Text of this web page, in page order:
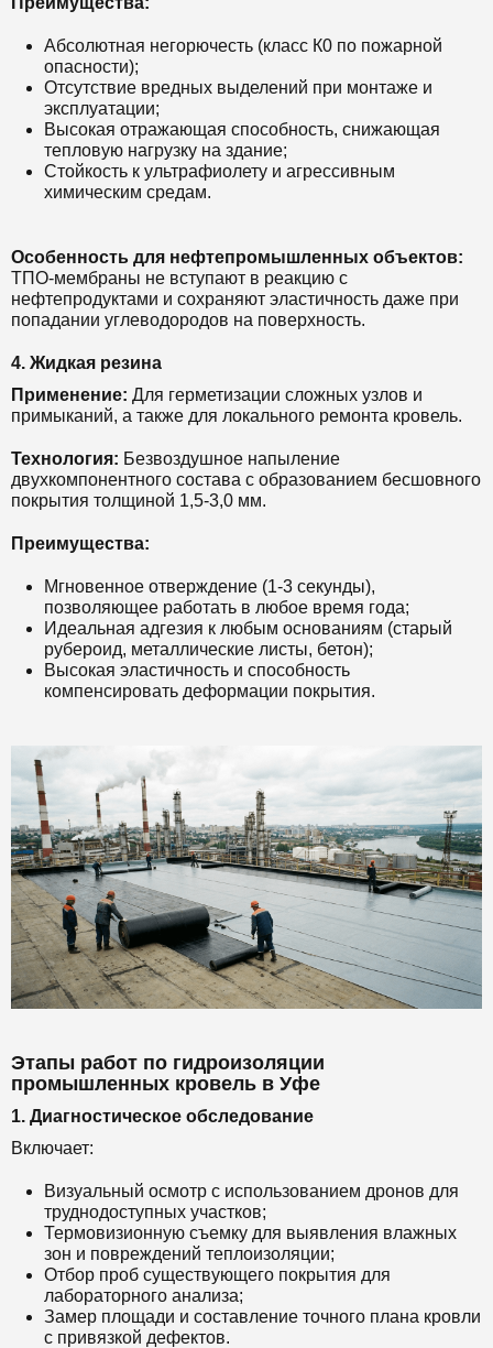
Абсолютная негорючесть (класс К0 по пожарной
опасности);
Отсутствие вредных выделений при монтаже и
эксплуатации;
Высокая отражающая способность, снижающая
тепловую нагрузку на здание;
Стойкость к ультрафиолету и агрессивным
химическим средам.
Особенность для нефтепромышленных объектов:
ТПО-мембраны не вступают в реакцию с
нефтепродуктами и сохраняют эластичность даже при
попадании углеводородов на поверхность.
4. Жидкая резина
Применение: Для герметизации сложных узлов и
примыканий, а также для локального ремонта кровель.
Технология: Безвоздушное напыление
двухкомпонентного состава с образованием бесшовного
покрытия толщиной 1,5-3,0 мм.
Преимущества:
Мгновенное отверждение (1-3 секунды),
позволяющее работать в любое время года;
Идеальная адгезия к любым основаниям (старый
рубероид, металлические листы, бетон);
Высокая эластичность и способность
компенсировать деформации покрытия.
Этапы работ по гидроизоляции
промышленных кровель в Уфе
1. Диагностическое обследование
Включает:
Визуальный осмотр с использованием дронов для
труднодоступных участков;
Термовизионную съемку для выявления влажных
зон и повреждений теплоизоляции;
Отбор проб существующего покрытия для
лабораторного анализа;
Замер площади и составление точного плана кровли
с привязкой дефектов.